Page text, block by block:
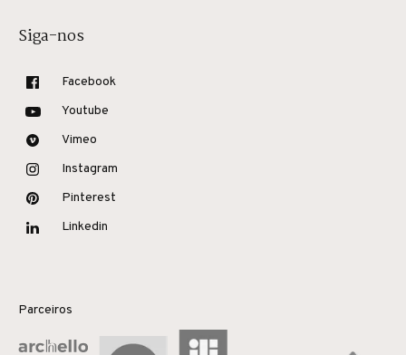
Siga-nos
Facebook
Youtube
Vimeo
Instagram
Pinterest
Linkedin
Parceiros